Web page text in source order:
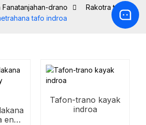
Fanatanjahan-drano
Rakotra tafo ho
tafo indroa
eny
Tafon-trano kayak
indroa